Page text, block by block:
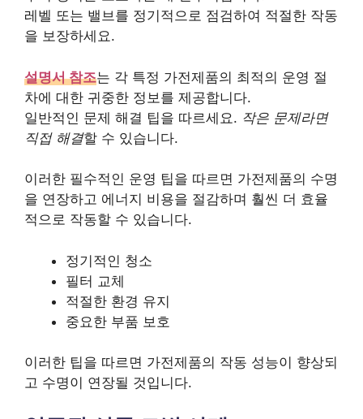
레벨 또는 밸브를 정기적으로 점검하여 적절한 작동
을 보장하세요.
설명서 참조는 각 특정 가전제품의 최적의 운영 절
차에 대한 귀중한 정보를 제공합니다.
일반적인 문제 해결 팁을 따르세요. 작은 문제라면
직접 해결할 수 있습니다.
이러한 필수적인 운영 팁을 따르면 가전제품의 수명
을 연장하고 에너지 비용을 절감하며 훨씬 더 효율
적으로 작동할 수 있습니다.
정기적인 청소
필터 교체
적절한 환경 유지
중요한 부품 보호
이러한 팁을 따르면 가전제품의 작동 성능이 향상되
고 수명이 연장될 것입니다.